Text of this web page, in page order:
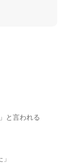
と言われる